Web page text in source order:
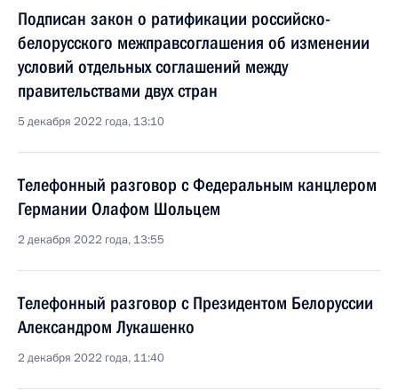
Подписан закон о ратификации российско-
белорусского межправсоглашения об изменении
условий отдельных соглашений между
правительствами двух стран
5 декабря 2022 года, 13:10
Телефонный разговор с Федеральным канцлером
Германии Олафом Шольцем
2 декабря 2022 года, 13:55
Телефонный разговор с Президентом Белоруссии
Александром Лукашенко
2 декабря 2022 года, 11:40